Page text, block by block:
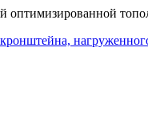
оптимизированной